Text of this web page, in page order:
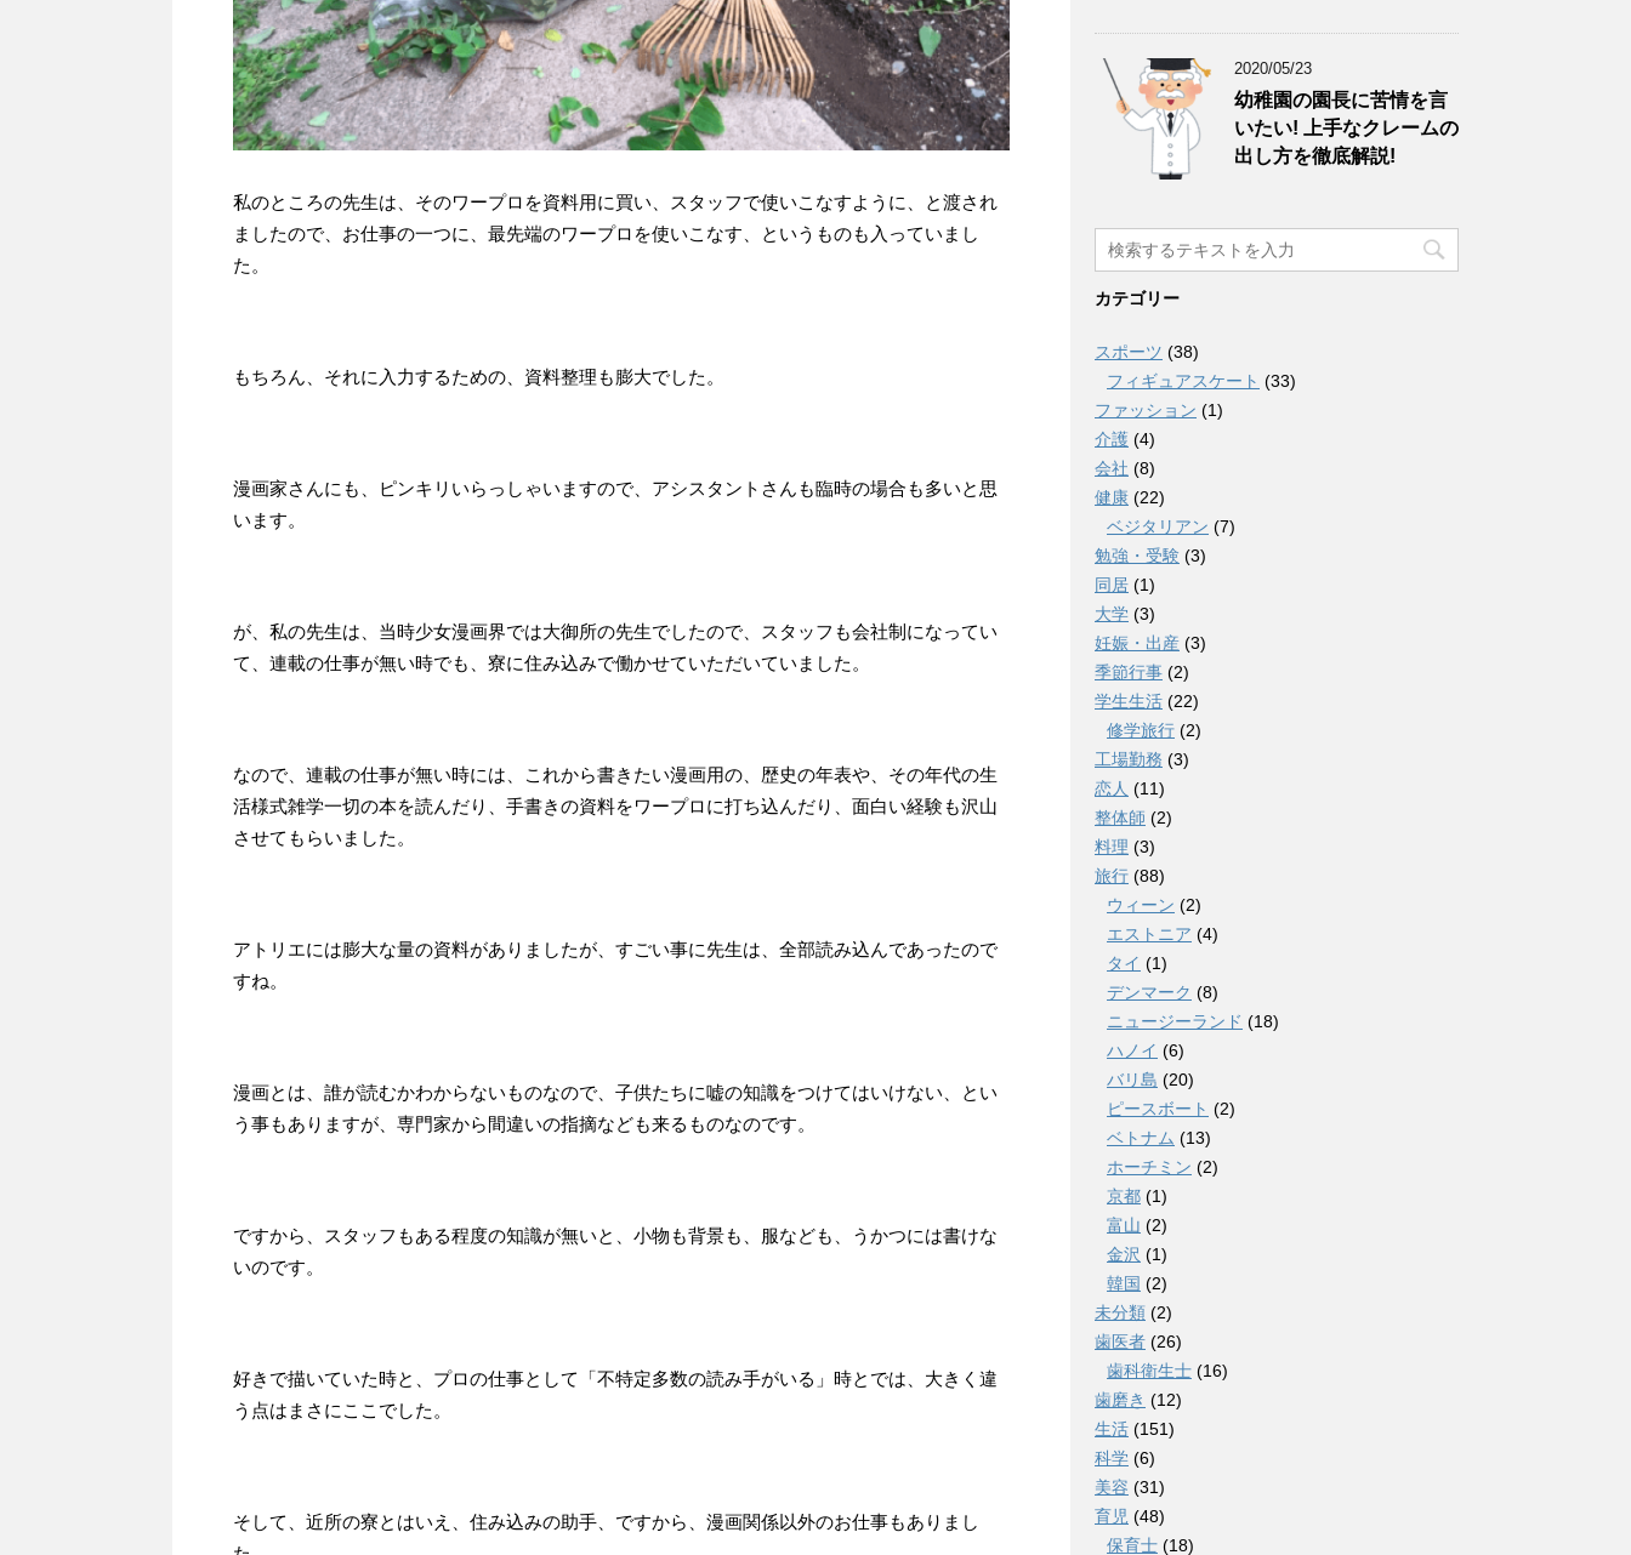
私のところの先生は、そのワープロを資料用に買い、スタッフで使いこなすように、と渡され
ましたので、お仕事の一つに、最先端のワープロを使いこなす、というものも入っていまし
た。
もちろん、それに入力するための、資料整理も膨大でした。
漫画家さんにも、ピンキリいらっしゃいますので、アシスタントさんも臨時の場合も多いと思
います。
が、私の先生は、当時少女漫画界では大御所の先生でしたので、スタッフも会社制になってい
て、連載の仕事が無い時でも、寮に住み込みで働かせていただいていました。
なので、連載の仕事が無い時には、これから書きたい漫画用の、歴史の年表や、その年代の生
活様式雑学一切の本を読んだり、手書きの資料をワープロに打ち込んだり、面白い経験も沢山
させてもらいました。
アトリエには膨大な量の資料がありましたが、すごい事に先生は、全部読み込んであったので
すね。
漫画とは、誰が読むかわからないものなので、子供たちに嘘の知識をつけてはいけない、とい
う事もありますが、専門家から間違いの指摘なども来るものなのです。
ですから、スタッフもある程度の知識が無いと、小物も背景も、服なども、うかつには書けな
いのです。
好きで描いていた時と、プロの仕事として「不特定多数の読み手がいる」時とでは、大きく違
う点はまさにここでした。
そして、近所の寮とはいえ、住み込みの助手、ですから、漫画関係以外のお仕事もありまし
2020/05/23
幼稚園の園長に苦情を言
いたい! 上手なクレームの
出し方を徹底解説!
カテゴリー
スポーツ (38)
フィギュアスケート (33)
ファッション (1)
介護 (4)
会社 (8)
健康 (22)
ベジタリアン (7)
勉強・受験 (3)
同居 (1)
大学 (3)
妊娠・出産 (3)
季節行事 (2)
学生生活 (22)
修学旅行 (2)
工場勤務 (3)
恋人 (11)
整体師 (2)
料理 (3)
旅行 (88)
ウィーン (2)
エストニア (4)
タイ (1)
デンマーク (8)
ニュージーランド (18)
ハノイ (6)
バリ島 (20)
ピースボート (2)
ベトナム (13)
ホーチミン (2)
京都 (1)
富山 (2)
金沢 (1)
韓国 (2)
未分類 (2)
歯医者 (26)
歯科衛生士 (16)
歯磨き (12)
生活 (151)
科学 (6)
美容 (31)
育児 (48)
保育士 (18)